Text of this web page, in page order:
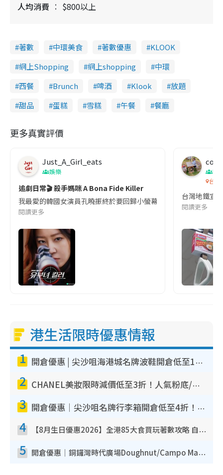
人均消費 $800以上
著數 中環美食 著數優惠
KLOOK
網上Shopping
網上shopping
中環
西餐
Brunch 啤酒 Klook
放題
甜品
蛋糕 雪糕 午餐 餐廳
更多真實評價
Just_A_Girl_eats
娛樂
追劇日常🎬 殺手媽咪 A Bona Fide Killer
我最愛的韓國女演員孔曉振終於要回歸小螢幕啦!這次的劇本改編
閱讀更多
co
吹
台灣
台灣地鐵宣
閱讀更多
港生活限時優惠情報
1 開倉優惠 | 尖沙咀海港城名牌波鞋開倉低至1折！On鞋$899起／Joy&Peace鞋履$98起
2 CHANEL美妝限時減價低至3折！人氣粉底/唇膏/精華液低至$275！COCO香水都有平
3 開倉優惠｜尖沙咀名牌行李箱開倉低至4折！一連5日 American Tourister/ace./Hallmark $200起！
4 【8月生日優惠2026】全港85大食買玩著數攻略 自助餐/火鍋放題同行免費＋誠品/DONKI送現金券
5 開倉優惠｜銅鑼灣時代廣場Doughnut/Campo Marzio開倉低至1折！背囊、書包、手袋劈價$200起